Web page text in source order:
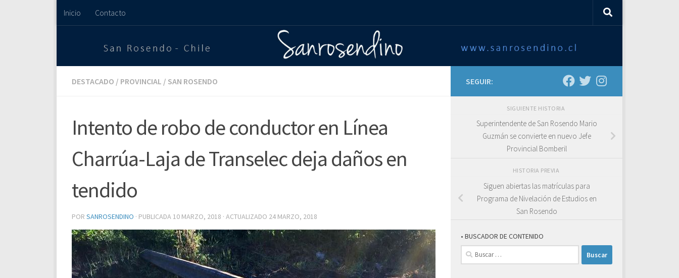
Saltar al contenido
Inicio Contacto
DESTACADO / PROVINCIAL / SAN ROSENDO
Intento de robo de conductor en Línea
Charrúa-Laja de Transelec deja daños en
tendido
POR SANROSENDINO · PUBLICADA 10 MARZO, 2018 · ACTUALIZADO 24 MARZO, 2018
SEGUIR:
SIGUIENTE HISTORIA
Superintendente de San Rosendo Mario
Guzmán se convierte en nuevo Jefe
Provincial Bomberil
HISTORIA PREVIA
Siguen abiertas las matrículas para
Programa de Nivelación de Estudios en
San Rosendo
• BUSCADOR DE CONTENIDO
Buscar: